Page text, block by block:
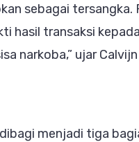
sebagai
hasil transaksi
narkoba,” ujar
menjadi tiga